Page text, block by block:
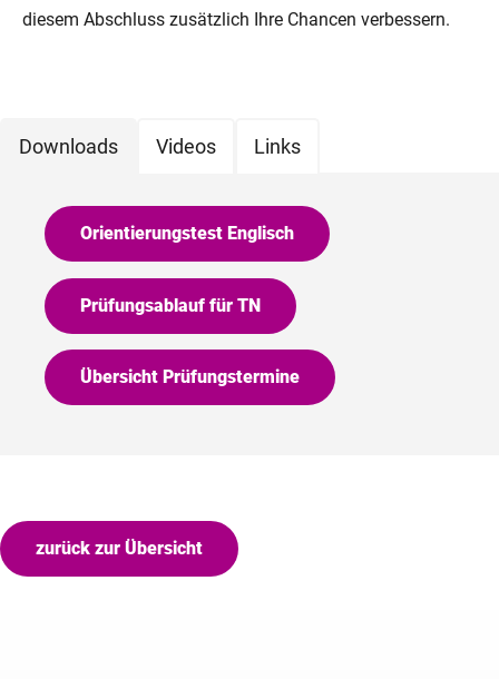
diesem Abschluss zusätzlich Ihre Chancen verbessern.
Downloads Videos Links
Orientierungstest Englisch
Prüfungsablauf für TN
Übersicht Prüfungstermine
zurück zur Übersicht